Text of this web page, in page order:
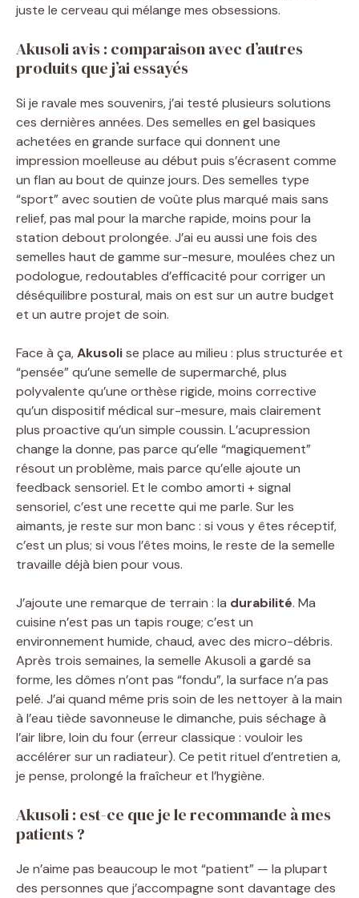
juste le cerveau qui mélange mes obsessions.
Akusoli avis : comparaison avec d’autres
produits que j’ai essayés
Si je ravale mes souvenirs, j’ai testé plusieurs solutions
ces dernières années. Des semelles en gel basiques
achetées en grande surface qui donnent une
impression moelleuse au début puis s’écrasent comme
un flan au bout de quinze jours. Des semelles type
“sport” avec soutien de voûte plus marqué mais sans
relief, pas mal pour la marche rapide, moins pour la
station debout prolongée. J’ai eu aussi une fois des
semelles haut de gamme sur-mesure, moulées chez un
podologue, redoutables d’efficacité pour corriger un
déséquilibre postural, mais on est sur un autre budget
et un autre projet de soin.
Face à ça,Akusolise place au milieu : plus structurée et
“pensée” qu’une semelle de supermarché, plus
polyvalente qu’une orthèse rigide, moins corrective
qu’un dispositif médical sur-mesure, mais clairement
plus proactive qu’un simple coussin. L’acupression
change la donne, pas parce qu’elle “magiquement”
résout un problème, mais parce qu’elle ajoute un
feedback sensoriel. Et le combo amorti + signal
sensoriel, c’est une recette qui me parle. Sur les
aimants, je reste sur mon banc : si vous y êtes réceptif,
c’est un plus; si vous l’êtes moins, le reste de la semelle
travaille déjà bien pour vous.
J’ajoute une remarque de terrain : la durabilité. Ma
cuisine n’est pas un tapis rouge; c’est un
environnement humide, chaud, avec des micro-débris.
Après trois semaines, la semelle Akusoli a gardé sa
forme, les dômes n’ont pas “fondu”, la surface n’a pas
pelé. J’ai quand même pris soin de les nettoyer à la main
à l’eau tiède savonneuse le dimanche, puis séchage à
l’air libre, loin du four (erreur classique : vouloir les
accélérer sur un radiateur). Ce petit rituel d’entretien a,
je pense, prolongé la fraîcheur et l’hygiène.
Akusoli : est-ce que je le recommande à mes
patients ?
Je n’aime pas beaucoup le mot “patient” — la plupart
des personnes que j’accompagne sont davantage des